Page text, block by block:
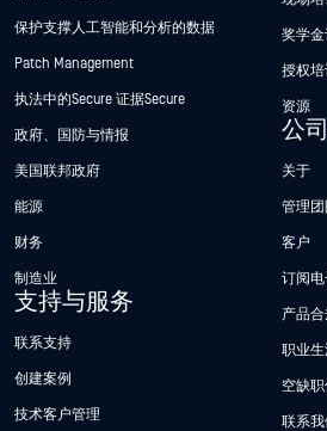
保护支撑人工智能和分析的数据
Patch Management
执法中的Secure 证据Secure
政府、国防与情报
美国联邦政府
能源
财务
制造业
支持与服务
联系支持
创建案例
技术客户管理
奖学金
授权培
资源
公
关于
管理团
客户
订阅电
产品
职业生
空缺职
联系我